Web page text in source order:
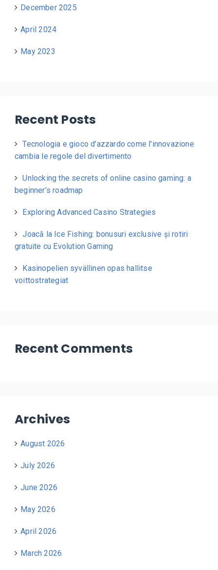
December 2025
April 2024
May 2023
Recent Posts
Tecnologia e gioco d'azzardo come l'innovazione
cambia le regole del divertimento
Unlocking the secrets of online casino gaming: a
beginner’s roadmap
Exploring Advanced Casino Strategies
Joacă la Ice Fishing: bonusuri exclusive și rotiri
gratuite cu Evolution Gaming
Kasinopelien syvällinen opas hallitse
voittostrategiat
Recent Comments
Archives
August 2026
July 2026
June 2026
May 2026
April 2026
March 2026